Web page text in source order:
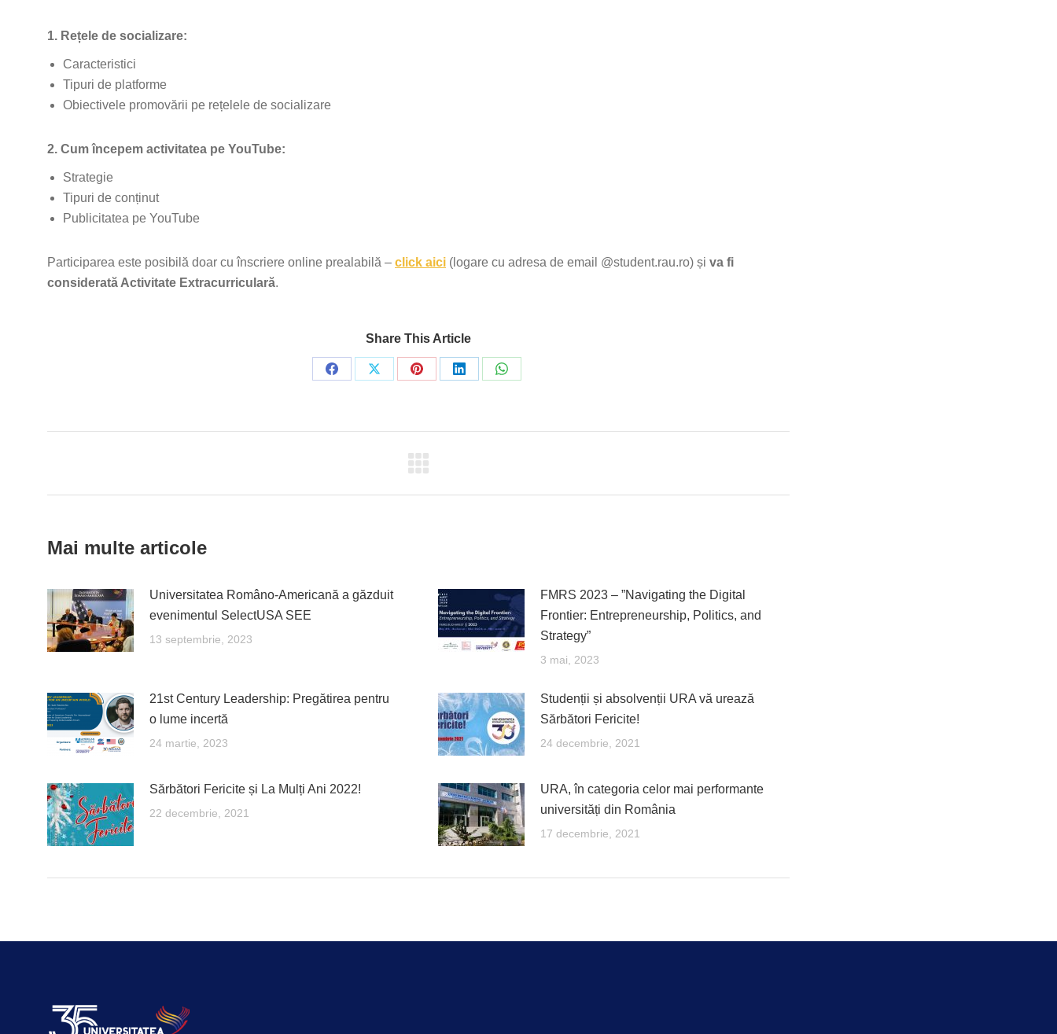
1. Rețele de socializare:
Caracteristici
Tipuri de platforme
Obiectivele promovării pe rețelele de socializare
2. Cum începem activitatea pe YouTube:
Strategie
Tipuri de conținut
Publicitatea pe YouTube
Participarea este posibilă doar cu înscriere online prealabilă – click aici (logare cu adresa de email @student.rau.ro) și va fi
considerată Activitate Extracurriculară.
Share This Article
Share
Share
Share
Share
Share
Mai multe articole
Universitatea Româno-Americană a găzduit
evenimentul SelectUSA SEE
13 septembrie, 2023
FMRS 2023 – ”Navigating the Digital
Frontier: Entrepreneurship, Politics, and
Strategy”
3 mai, 2023
21st Century Leadership: Pregătirea pentru
o lume incertă
24 martie, 2023
Studenții și absolvenții URA vă urează
Sărbători Fericite!
24 decembrie, 2021
Sărbători Fericite și La Mulți Ani 2022!
22 decembrie, 2021
URA, în categoria celor mai performante
universități din România
17 decembrie, 2021